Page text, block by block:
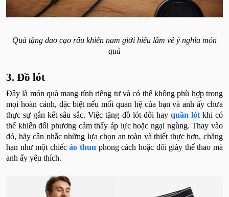
Quà tặng dao cạo râu khiến nam giới hiểu lầm về ý nghĩa món
quà
3. Đồ lót
Đây là món quà mang tính riêng tư và có thể không phù hợp trong
mọi hoàn cảnh, đặc biệt nếu mối quan hệ của bạn và anh ấy chưa
thực sự gắn kết sâu sắc. Việc tặng đồ lót đôi hay quần lótkhi có
thể khiến đối phương cảm thấy áp lực hoặc ngại ngùng. Thay vào
đó, hãy cân nhắc những lựa chọn an toàn và thiết thực hơn, chẳng
hạn như một chiếcáo thun phong cách hoặc đôi giày thể thao mà
anh ấy yêu thích.